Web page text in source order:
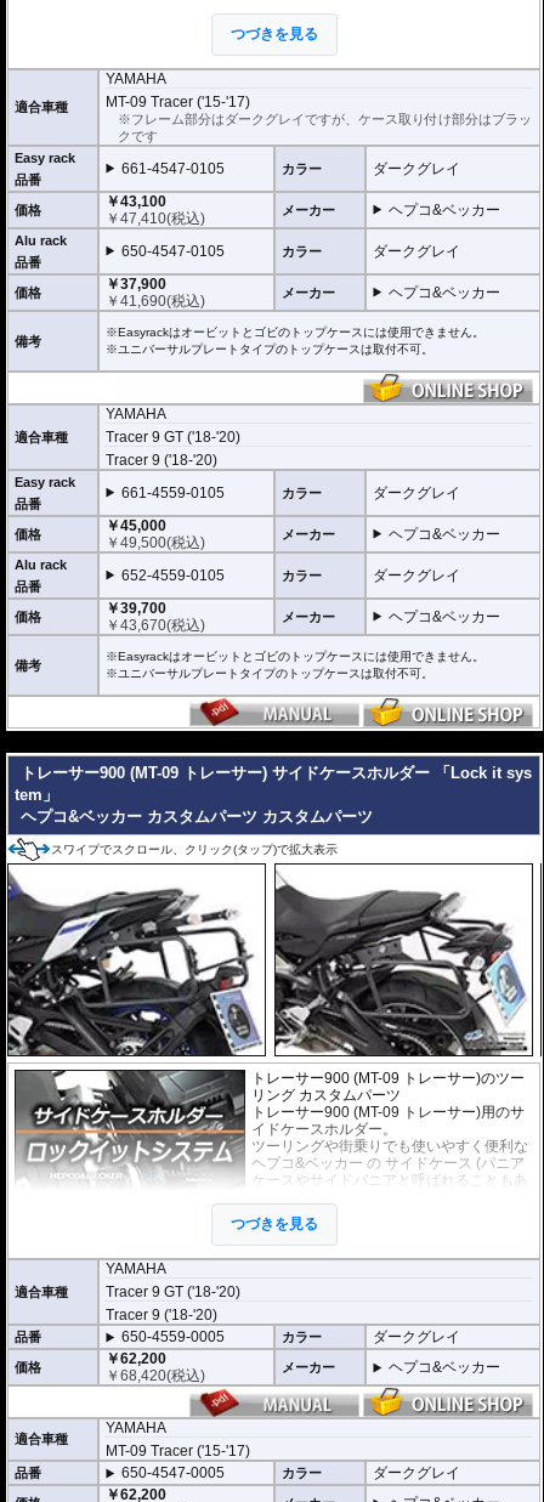
いなくても現代のバイクに違和感なく溶け
込むデザインです。
２種類のホルダーをラインナップ。
(垂直に立っている部分)が、折りたたみタイプと固定タイプの2種類をラインナ
ップ。お客様の使用スタイルによってお選びいただけます。
折りたたみタイプ Easy rack / イージーラック
位置決めガイドが折りたたみ式のため、簡単にフラットな簡易キャリアとなり
ます。
トップケースを必要としないような、ちょっとした荷物を載せる場合に便利で
す。
固定タイプ Alu rack / アルラック
位置決めガイドがボルトで固定されたタイプ。取り外せばフラットな簡易キャ
リアとなります。
ケースを取り付けたまま使用することが多い場合にお勧め。
リーズナブルな価格も魅力。
※写真のEasylackは位置決めガイドを折りたたんだ状態、Alurackは位置決めガ
イドを取り付けた状態です。
ヘプコ&ベッカーのトップケースはこちらからご確認下さい。
つづきを見る
適合車種
YAMAHA
MT-09 Tracer ('15-'17)
※フレーム部分はダークグレイですが、ケース取り付け部分はブラッ
クです
Easy rack
品番
661-4547-0105 カラー ダークグレイ
価格
￥43,100
￥47,410(税込) メーカー ヘプコ&ベッカー
Alu rack
品番
650-4547-0105 カラー ダークグレイ
価格
￥37,900
￥41,690(税込) メーカー ヘプコ&ベッカー
備考
※Easyrackはオービットとゴビのトップケースには使用できません。
※ユニバーサルプレートタイプのトップケースは取付不可。
適合車種
YAMAHA
Tracer 9 GT ('18-'20)
Tracer 9 ('18-'20)
Easy rack
品番
661-4559-0105 カラー ダークグレイ
価格
￥45,000
￥49,500(税込) メーカー ヘプコ&ベッカー
Alu rack
品番
652-4559-0105 カラー ダークグレイ
価格
￥39,700
￥43,670(税込) メーカー ヘプコ&ベッカー
備考
※Easyrackはオービットとゴビのトップケースには使用できません。
※ユニバーサルプレートタイプのトップケースは取付不可。
トレーサー900 (MT-09 トレーサー) サイドケースホルダー 「Lock it sys
tem」
ヘプコ&ベッカー カスタムパーツ カスタムパーツ
スワイプでスクロール、クリック(タップ)で拡大表示
トレーサー900 (MT-09 トレーサー)のツー
リング カスタムパーツ
トレーサー900 (MT-09 トレーサー)用のサ
イドケースホルダー。
ツーリングや街乗りでも使いやすく便利な
ヘプコ&ベッカー のサイドケース (パニア
ケースやサイドパニアと呼ばれることもあ
のない時には、ケースだけでなく、ホルダ
ー自体も簡単に取り外すことのできる、
「ロックイットシステム」を採用していま
す。
使わないときは簡単に取り外すことができ、車体を軽くできます。ツーリング
や街乗りに合わせて使いやすく便利だと好評です。
フレームはパイプ内部に性質の異なる特殊強化パイプをさらに1本追加させた2
重構造を採用。堅牢且つ利便性に優れた商品です。
高耐久パウダー塗装仕上げ。
※ケースのラインナップはこちらからご確認ください
※サイドケースホルダー用アダプターはケースに付属しています。 詳細はこ
ちら
つづきを見る
適合車種
YAMAHA
Tracer 9 GT ('18-'20)
Tracer 9 ('18-'20)
品番 650-4559-0005 カラー ダークグレイ
価格
￥62,200
￥68,420(税込) メーカー ヘプコ&ベッカー
適合車種
YAMAHA
MT-09 Tracer ('15-'17)
品番 650-4547-0005 カラー ダークグレイ
￥62,200